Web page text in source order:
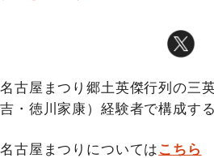
名古屋まつり郷土英傑行列の三
吉・徳川家康）経験者で構成する
名古屋まつりについては こちら